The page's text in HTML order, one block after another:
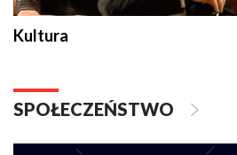
Kultura
SPOŁECZEŃSTWO